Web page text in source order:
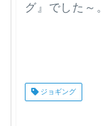
グ』でした～。
ジョギング